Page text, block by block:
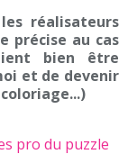
réalisateurs
précise au cas
bien être
et de devenir